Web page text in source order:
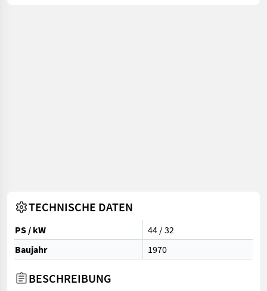
TECHNISCHE DATEN
PS / kW
44 / 32
Baujahr
1970
BESCHREIBUNG